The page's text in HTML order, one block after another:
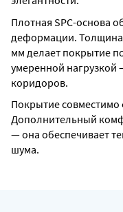
Плотная SPC-основа
деформации. Толщина
мм делает покрытие
умеренной нагрузкой
коридоров.
Покрытие совместимо
Дополнительный
— она обеспечивает
шума.